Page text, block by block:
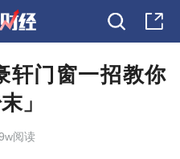
轩门窗一招教你
」
阅读